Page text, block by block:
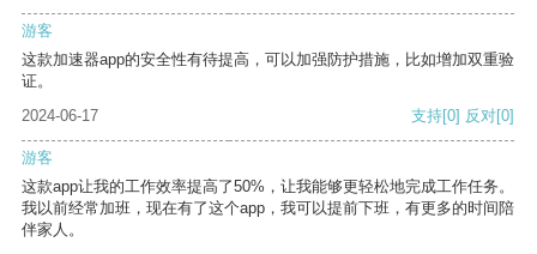
游客
这款加速器app的安全性有待提高，可以加强防护措施，比如增加双重验
证。
2024-06-17
支持[0] 反对[0]
游客
这款app让我的工作效率提高了50%，让我能够更轻松地完成工作任务。
我以前经常加班，现在有了这个app，我可以提前下班，有更多的时间陪
伴家人。